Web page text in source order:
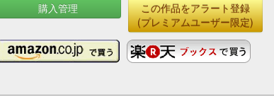
購入管理
この作品をアラート登録
(プレミアムユーザー限定)